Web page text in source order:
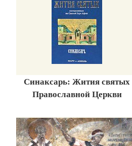
Синаксарь: Жития святых
Православной Церкви